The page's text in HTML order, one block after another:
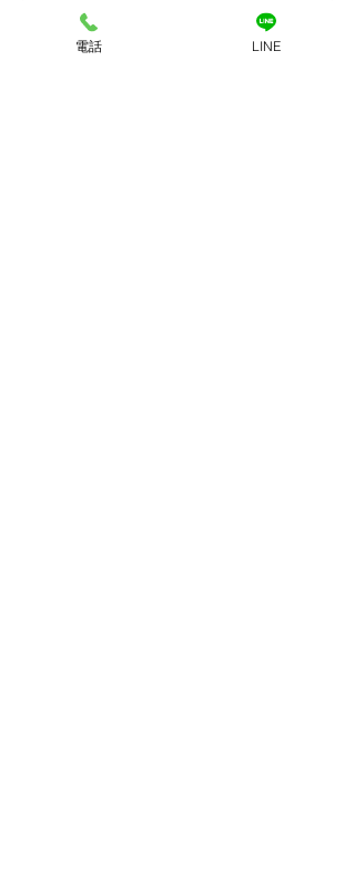
プラチナ買取なら神戸市
コメントを追加…
電話 LINE